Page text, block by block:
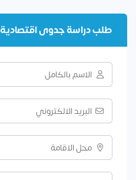
طلب دراسة جدوى اقتصادية